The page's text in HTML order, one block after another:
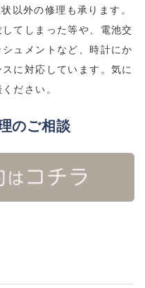
以外の修理も承ります。
てしまった等や、電池交
ュメントなど、時計にか
に対応しています。気に
ださい。
のご相談